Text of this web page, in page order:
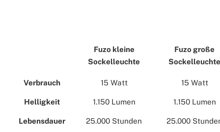
Fuzo kleine
Sockelleuchte
Fuzo große
Sockelleuchte
Verbrauch 15 Watt 15 Watt
Helligkeit 1.150 Lumen 1.150 Lumen
Lebensdauer 25.000 Stunden 25.000